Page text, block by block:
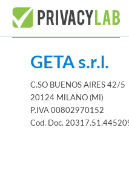
GETA s.r.l.
C.SO BUENOS AIRES 42/5
20124 MILANO (MI)
P.IVA 00802970152
Cod. Doc.